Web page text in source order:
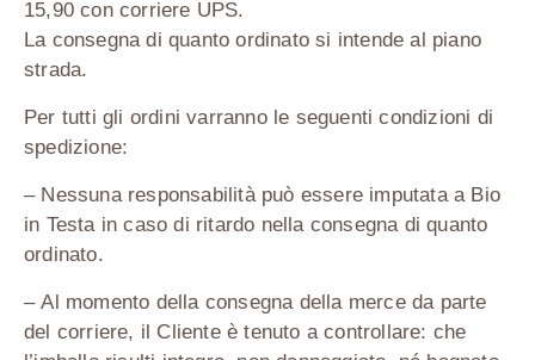
15,90 con corriere UPS.
La consegna di quanto ordinato si intende al piano
strada.
Per tutti gli ordini varranno le seguenti condizioni di
spedizione:
– Nessuna responsabilità può essere imputata a Bio
in Testa in caso di ritardo nella consegna di quanto
ordinato.
– Al momento della consegna della merce da parte
del corriere, il Cliente è tenuto a controllare: che